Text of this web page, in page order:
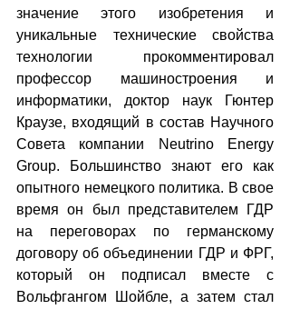
значение этого изобретения и
уникальные технические свойства
технологии прокомментировал
профессор машиностроения и
информатики, доктор наук Гюнтер
Краузе, входящий в состав Научного
Совета компании Neutrino Energy
Group. Большинство знают его как
опытного немецкого политика. В свое
время он был представителем ГДР
на переговорах по германскому
договору об объединении ГДР и ФРГ,
который он подписал вместе с
Вольфгангом Шойбле, а затем стал